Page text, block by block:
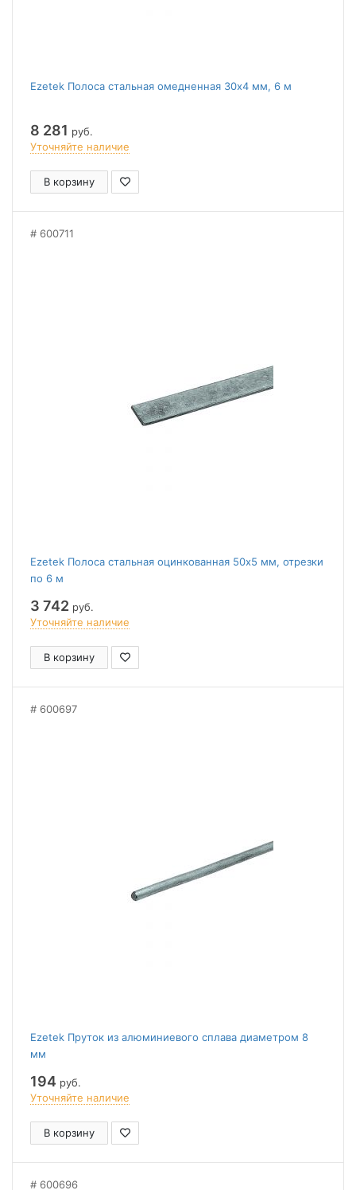
Ezetek Полоса стальная омедненная 30х4 мм, 6 м
8 281 руб.
Уточняйте наличие
В корзину
600711
Ezetek Полоса стальная оцинкованная 50х5 мм, отрезки
по 6 м
3 742 руб.
Уточняйте наличие
В корзину
600697
Ezetek Пруток из алюминиевого сплава диаметром 8
мм
194 руб.
Уточняйте наличие
В корзину
600696